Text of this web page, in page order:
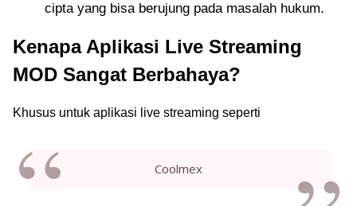
cipta yang bisa berujung pada masalah hukum.
Kenapa Aplikasi Live Streaming
MOD Sangat Berbahaya?
Khusus untuk aplikasi live streaming seperti
Coolmex